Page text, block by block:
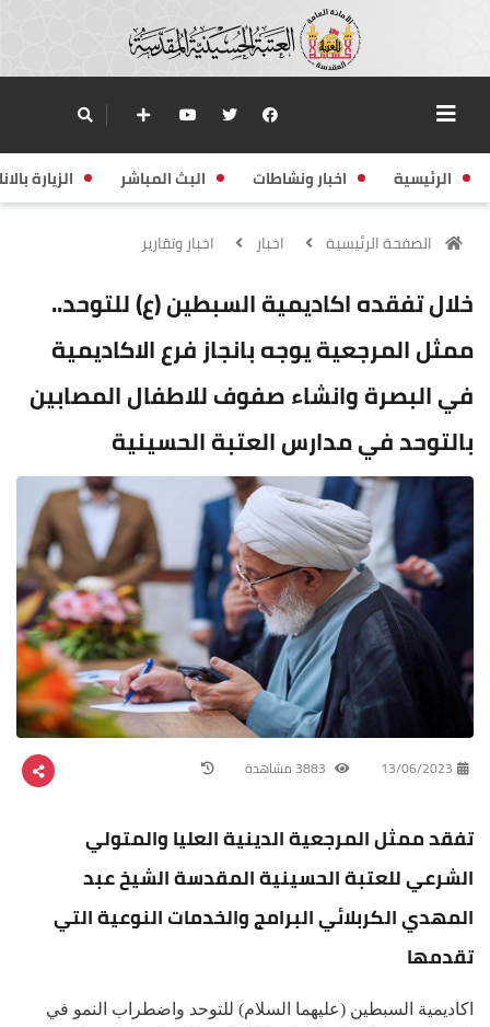
الرئيسية اخبار ونشاطات البث المباشر الزيارة
الصفحة الرئيسية اخبار اخبار وتقارير
خلال تفقده اكاديمية السبطين (ع) للتوحد..
ممثل المرجعية يوجه بانجاز فرع الاكاديمية
في البصرة وانشاء صفوف للاطفال المصابين
بالتوحد في مدارس العتبة الحسينية
13/06/2023
تفقد ممثل المرجعية الدينية العليا والمتولي
الشرعي للعتبة الحسينية المقدسة الشيخ عبد
المهدي الكربلائي البرامج والخدمات النوعية التي
تقدمها
اكاديمية السبطين (عليهما السلام) للتوحد واضطراب النمو في